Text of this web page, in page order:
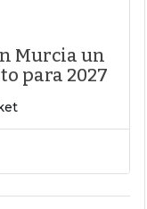
Murcia un
para 2027